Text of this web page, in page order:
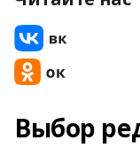
Выбор